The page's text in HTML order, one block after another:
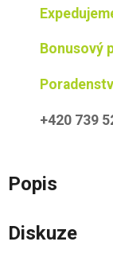
Bonusový
+420 739
Popis
Diskuze